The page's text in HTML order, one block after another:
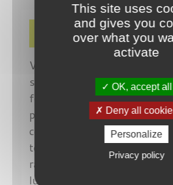
Description
Vice Consul (1959 ) est un
subordonné , habilité à
fonctions consulaires dans
particulière d'un quartier
consulat . Eh bien c'est la
toute façon.C'est tout , il n'y
raison ni d'explication pour le
lunettes.
This site uses
and gives you
over what you
activate
OK, accept all
Deny all
Personalize
Privacy policy